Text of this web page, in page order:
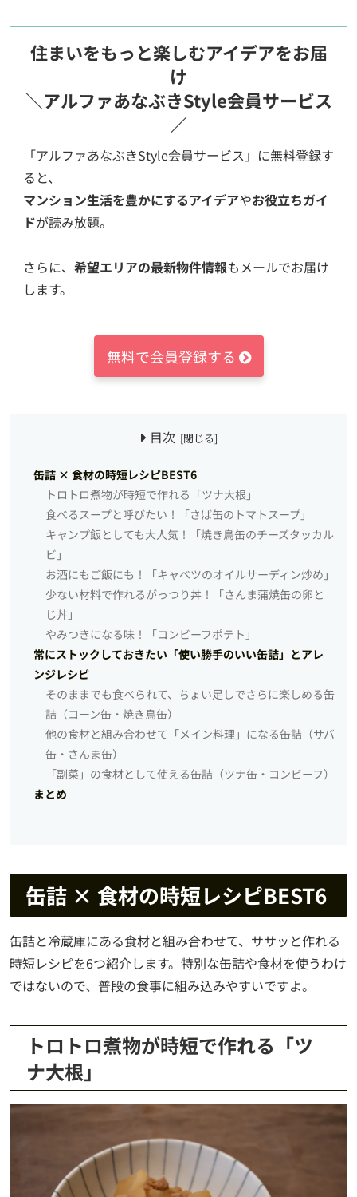
住まいをもっと楽しむアイデアをお届
け
＼アルファあなぶきStyle会員サービス
／
「アルファあなぶきStyle会員サービス」に無料登録す
ると、
マンション生活を豊かにするアイデアやお役立ちガイ
ドが読み放題。
さらに、 希望エリアの最新物件情報もメールでお届け
します。
無料で会員登録する
目次
缶詰 × 食材の時短レシピBEST6
トロトロ煮物が時短で作れる「ツナ大根」
食べるスープと呼びたい！「さば缶のトマトスープ」
キャンプ飯としても大人気！「焼き鳥缶のチーズタッカル
ビ」
お酒にもご飯にも！「キャベツのオイルサーディン炒め」
少ない材料で作れるがっつり丼！「さんま蒲焼缶の卵と
じ丼」
やみつきになる味！「コンビーフポテト」
常にストックしておきたい「使い勝手のいい缶詰」とアレ
ンジレシピ
そのままでも食べられて、ちょい足しでさらに楽しめる缶
詰（コーン缶・焼き鳥缶）
他の食材と組み合わせて「メイン料理」になる缶詰（サバ
缶・さんま缶）
「副菜」の食材として使える缶詰（ツナ缶・コンビーフ）
まとめ
缶詰 × 食材の時短レシピBEST6
缶詰と冷蔵庫にある食材と組み合わせて、ササッと作れる
時短レシピを6つ紹介します。特別な缶詰や食材を使うわけ
ではないので、普段の食事に組み込みやすいですよ。
トロトロ煮物が時短で作れる「ツ
ナ大根」